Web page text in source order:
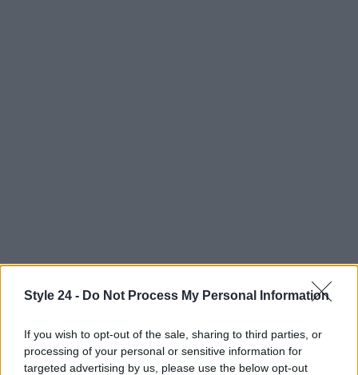
Style 24 - Do Not Process My Personal Information
If you wish to opt-out of the sale, sharing to third parties, or
processing of your personal or sensitive information for
targeted advertising by us, please use the below opt-out
BELLEZZA